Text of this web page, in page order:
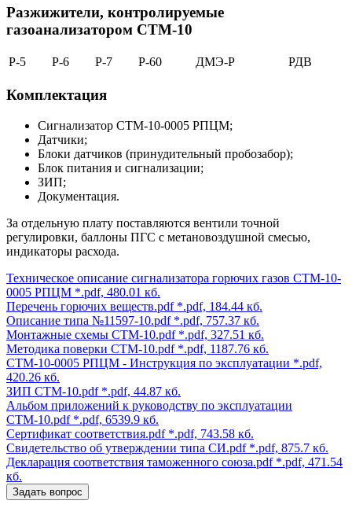
Разжижители, контролируемые
газоанализатором СТМ-10
Р-5 Р-6 Р-7 Р-60 ДМЭ-Р РДВ
Комплектация
Сигнализатор СТМ-10-0005 РПЦМ;
Датчики;
Блоки датчиков (принудительный пробозабор);
Блок питания и сигнализации;
ЗИП;
Документация.
За отдельную плату поставляются вентили точной
регулировки, баллоны ПГС с метановоздушной смесью,
индикаторы расхода.
Техническое описание сигнализатора горючих газов СТМ-10-
0005 РПЦМ *.pdf, 480.01 кб.
Перечень горючих веществ.pdf*.pdf, 184.44 кб.
Описание типа №11597-10.pdf*.pdf, 757.37 кб.
Монтажные схемы СТМ-10.pdf*.pdf, 327.51 кб.
Методика поверки СТМ-10.pdf*.pdf, 1187.76 кб.
СТМ-10-0005 РПЦМ - Инструкция по эксплуатации *.pdf,
420.26 кб.
ЗИП СТМ-10.pdf*.pdf, 44.87 кб.
Альбом приложений к руководству по эксплуатации
СТМ-10.pdf*.pdf, 6539.9 кб.
Сертификат соответствия.pdf*.pdf, 743.58 кб.
Свидетельство об утверждении типа СИ.pdf*.pdf, 875.7 кб.
Декларация соответствия таможенного союза.pdf*.pdf, 471.54
кб.
Задать вопрос